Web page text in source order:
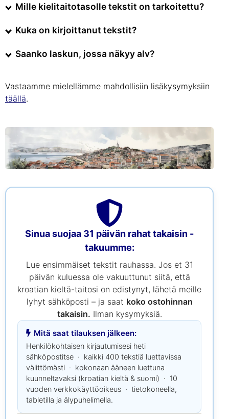
Mille kielitaitotasolle tekstit on tarkoitettu?
Kuka on kirjoittanut tekstit?
Saanko laskun, jossa näkyy alv?
Vastaamme mielellämme mahdollisiin lisäkysymyksiin
täällä.
Sinua suojaa 31 päivän rahat takaisin -
takuumme:
Lue ensimmäiset tekstit rauhassa. Jos et 31
päivän kuluessa ole vakuuttunut siitä, että
kroatian kieltä-taitosi on edistynyt, lähetä meille
lyhyt sähköposti – ja saat koko ostohinnan
takaisin. Ilman kysymyksiä.
Mitä saat tilauksen jälkeen:
Henkilökohtaisen kirjautumisesi heti
sähköpostitse · kaikki 400 tekstiä luettavissa
välittömästi · kokonaan ääneen luettuna
kuunneltavaksi (kroatian kieltä & suomi) · 10
vuoden verkkokäyttöoikeus · tietokoneella,
tabletilla ja älypuhelimella.